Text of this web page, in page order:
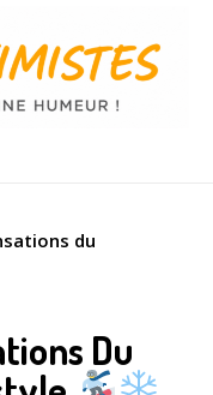
du
Du